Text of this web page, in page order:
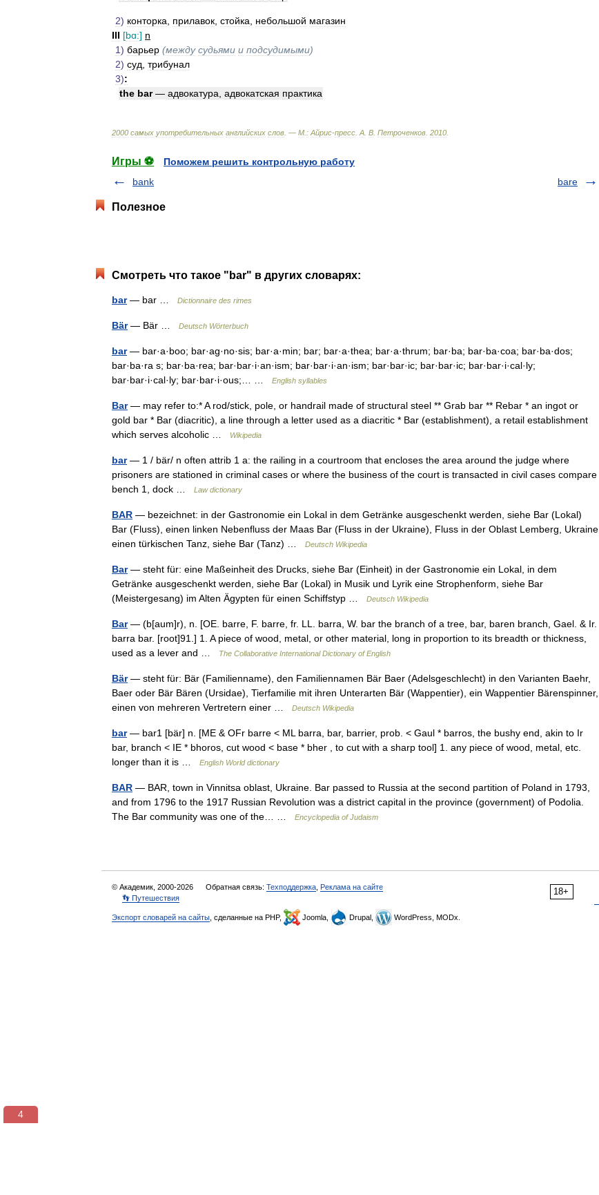
2) конторка прилавок стойка небольшой магазин
III [bɑ:] n
1) барьер (между судьями и подсудимыми)
2) суд трибунал
3):
the bar— адвокатура адвокатская практика
2000 самых употребительных английских слов . — М : Айрис-пресс А В Петроченков 2010
Игры ⚽
Поможем решить контрольную работу
bank
bare
Полезное
Смотреть что такое "bar" в других словарях:
bar— bar … Dictionnaire des rimes
Bär— Bär … Deutsch Wörterbuch
bar— bar·a·boo; bar·ag·no·sis; bar·a·min; bar; bar·a·thea; bar·a·thrum; bar·ba; bar·ba·coa; bar·ba·dos;
bar·ba·ra s; bar·ba·rea; bar·bar·i·an·ism; bar·bar·i·an·ism; bar·bar·ic; bar·bar·ic; bar·bar·i·cal·ly;
bar·bar·i·cal·ly; bar·bar·i·ous;… …
English syllables
Bar— may refer to:* A rod/stick, pole, or handrail made of structural steel ** Grab bar ** Rebar * an ingot or
gold bar * Bar (diacritic), a line through a letter used as a diacritic * Bar (establishment), a retail establishment
which serves alcoholic …
Wikipedia
bar— 1 / bär/ n often attrib 1 a: the railing in a courtroom that encloses the area around the judge where
prisoners are stationed in criminal cases or where the business of the court is transacted in civil cases compare
bench 1, dock …
Law dictionary
BAR — bezeichnet: in der Gastronomie ein Lokal in dem Getränke ausgeschenkt werden, siehe Bar (Lokal)
Bar (Fluss), einen linken Nebenfluss der Maas Bar (Fluss in der Ukraine), Fluss in der Oblast Lemberg, Ukraine
einen türkischen Tanz, siehe Bar (Tanz) …
Deutsch Wikipedia
Bar— steht für: eine Maßeinheit des Drucks, siehe Bar (Einheit) in der Gastronomie ein Lokal, in dem
Getränke ausgeschenkt werden, siehe Bar (Lokal) in Musik und Lyrik eine Strophenform, siehe Bar
(Meistergesang) im Alten Ägypten für einen Schiffstyp …
Deutsch Wikipedia
Bar— (b[aum]r), n. [OE. barre, F. barre, fr. LL. barra, W. bar the branch of a tree, bar, baren branch, Gael. & Ir.
barra bar. [root]91.] 1. A piece of wood, metal, or other material, long in proportion to its breadth or thickness,
used as a lever and …
The Collaborative International Dictionary of English
Bär— steht für: Bär (Familienname), den Familiennamen Bär Baer (Adelsgeschlecht) in den Varianten Baehr,
Baer oder Bär Bären (Ursidae), Tierfamilie mit ihren Unterarten Bär (Wappentier), ein Wappentier Bärenspinner,
einen von mehreren Vertretern einer …
Deutsch Wikipedia
bar— bar1 [bär] n. [ME & OFr barre < ML barra, bar, barrier, prob. < Gaul * barros, the bushy end, akin to Ir
bar, branch < IE * bhoros, cut wood < base * bher , to cut with a sharp tool] 1. any piece of wood, metal, etc.
longer than it is …
English World dictionary
BAR — BAR, town in Vinnitsa oblast, Ukraine. Bar passed to Russia at the second partition of Poland in 1793,
and from 1796 to the 1917 Russian Revolution was a district capital in the province (government) of Podolia.
The Bar community was one of the… …
Encyclopedia of Judaism
18+
© Академик, 2000-2026 Обратная связь: Техподдержка Реклама на сайте
👣 Путешествия
Экспорт словарей на сайты , сделанные на PHP, Joomla, Drupal, WordPress, MODx.
3